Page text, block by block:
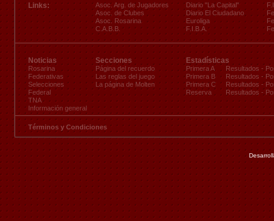
Links:
Asoc. Arg. de Jugadores
Asoc. de Clubes
Asoc. Rosarina
C.A.B.B.
Diario "La Capital"
Diario El Ciudadano
Euroliga
F.I.B.A.
Noticias
Rosarina
Federativas
Selecciones
Federal
TNA
Información general
Secciones
Página del recuerdo
Las reglas del juego
La página de Molten
Estadísticas
Primera A
Primera B
Primera C
Reserva
Resultados -
Resultados -
Resultados -
Resultados -
Términos y Condiciones